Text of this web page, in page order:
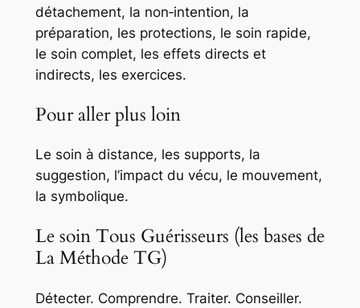
détachement, la non‑intention, la
préparation, les protections, le soin rapide,
le soin complet, les effets directs et
indirects, les exercices.
Pour aller plus loin
Le soin à distance, les supports, la
suggestion, l’impact du vécu, le mouvement,
la symbolique.
Le soin Tous Guérisseurs (les bases de
La Méthode TG)
Détecter. Comprendre. Traiter. Conseiller.